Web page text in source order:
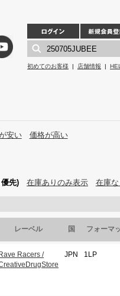
初めてのお客様 | 店舗情報 |
安い
価格が高い
先) 在庫ありのみ表示 在庫
レーベル 国 フォーマ
Rave Racers /
JPN 1LP